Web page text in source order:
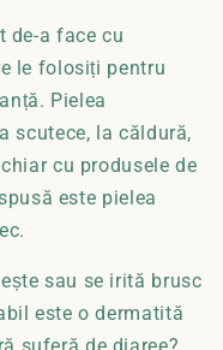
de-a face cu
le folosiți pentru
Pielea
scutece, la căldură,
cu produsele de
este pielea
sau se irită brusc
este o dermatită